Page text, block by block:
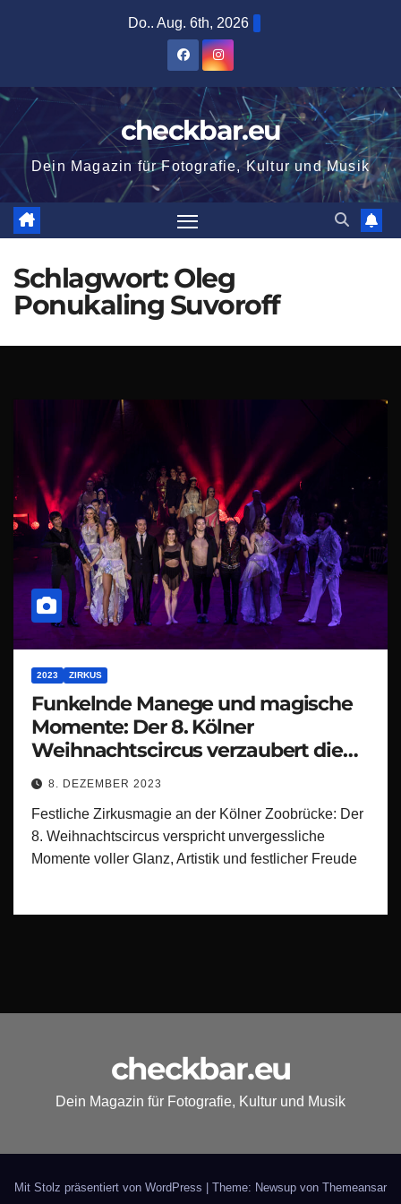
Do.. Aug. 6th, 2026
checkbar.eu
Dein Magazin für Fotografie, Kultur und Musik
Schlagwort:Oleg
Ponukaling Suvoroff
2023 ZIRKUS
Funkelnde Manege und magische
Momente: Der 8. Kölner
Weihnachtscircus verzaubert die
Domstadt
8. DEZEMBER 2023
Festliche Zirkusmagie an der Kölner Zoobrücke: Der
8. Weihnachtscircus verspricht unvergessliche
Momente voller Glanz, Artistik und festlicher Freude
checkbar.eu
Dein Magazin für Fotografie, Kultur und Musik
Mit Stolz präsentiert von WordPress Theme: Newsup von Themeansar